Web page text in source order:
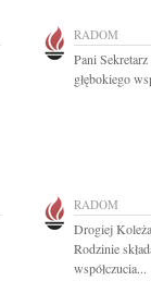
RADOM
Pani
głębokiego
RADOM
Drogiej
Rodzinie
współczucia...